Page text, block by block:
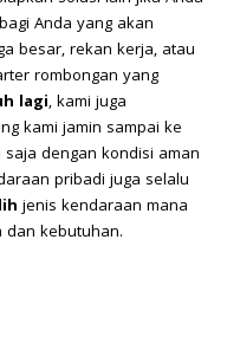
Anda yang akan
besar, rekan kerja, atau
rombongan yang
lagi, kami juga
kami jamin sampai ke
dengan kondisi aman
pribadi juga selalu
jenis kendaraan mana
dan kebutuhan.